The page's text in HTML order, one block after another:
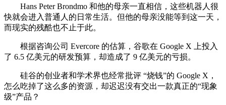
Hans Peter Brondmo 和他的母亲一直相信，这些机器人很
快就会进入普通人的日常生活。但他的母亲没能等到这一天，
而现实的残酷也不止于此。
根据咨询公司 Evercore 的估算，谷歌在 Google X 上投入
了 6.5 亿美元的研发预算，却造成了 9 亿美元的亏损。
硅谷的创业者和学术界也经常批评 “烧钱”的 Google X，
怎么吃掉了这么多的资源，却迟迟没有交出一款真正的“现象
级”产品？